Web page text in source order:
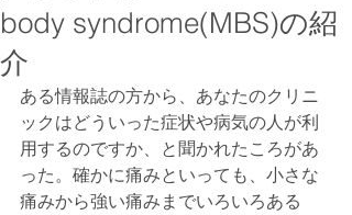
body syndrome(MBS)の紹
介
ある情報誌の方から、あなたのクリニ
ックはどういった症状や病気の人が利
用するのですか、と聞かれたころがあ
った。確かに痛みといっても、小さな
痛みから強い痛みまでいろいろある